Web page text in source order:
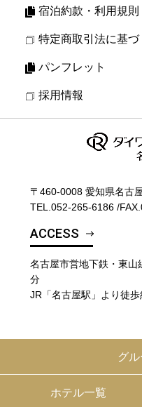
宿泊約款・利用規則
特定商取引法に基づ
パンフレット
採用情報
〒460-0008 愛知県名古
TEL. 052-265-6186 /
ACCESS
名古屋市営地下鉄・東山
分
JR「名古屋駅」より徒
グ
ホテル一覧